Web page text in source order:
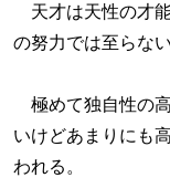
天才は天性の才
の努力では至らな
極めて独自性の
いけどあまりにも
われる。